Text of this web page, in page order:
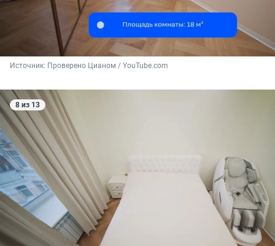
Источник: Проверено Цианом / YouTube.com
8 из 13